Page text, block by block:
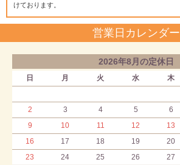
けております。
営業日カレンダー
2026年8月の定休日
日 月 火 水 木
2
3 4 5 6
9
10 11 12 13
16
17 18 19 20
23
24 25 26 27